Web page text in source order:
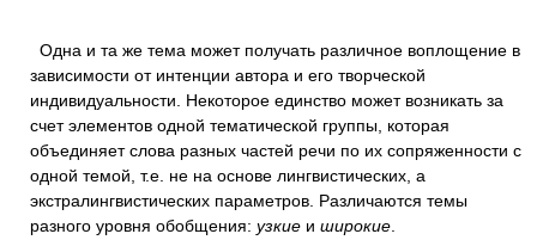
Одна и та же тема может получать различное воплощение в
зависимости от интенции автора и его творческой
индивидуальности. Некоторое единство может возникать за
счет элементов одной тематической группы, которая
объединяет слова разных частей речи по их сопряженности с
одной темой, т.е. не на основе лингвистических, а
экстралингвистических параметров. Различаются темы
разного уровня обобщения: узкие и широкие